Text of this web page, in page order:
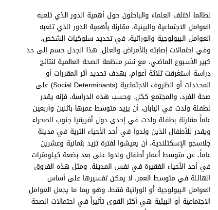
عدد اليوم
مواقيت الصلاة
الأحوال الجوية
لطالما اختلف العلماء والباحثون حول أهمية الدور الذي تلعبه
العوامل الاجتماعية والبيئية، مقارنة بأهمية الدور الذي تلعبه
العوامل البيولوجية والوراثية، في تحديد سلوكيات الشخص،
وفي احتمالات إصابته بالأمراض والعلل. هذا الجدل حسم إلى حد
كبير الأسبوع الماضي، مع نشر منظمة الصحة العالمية لنتائج
دراسة استغرقت ثلاثة أعوام، بهدف تحديد أثر المقررات أو
المحددات أو الظروف الاجتماعية (Social Determinants) على
صحة الفرد، والمجتمع ككل. وحسب هذه الدراسة، فإنه يقدر
لطفلة ولدت في اليابان، أن يزيد متوسط عمرها باثنين وأربعين
عاماً مقارنة بطفلة ولدت في إحدى دول أفريقيا جنوب الصحراء.
ويقدر للأطفال الذين ولدوا في أحد الأحياء الثرية في مدينة
جلاسجو الإسكتلندية، أن يعيشوا لفترة تزيد بثمانية وعشرين
عاماً، عن متوسط أعمار أطفال ولدوا على بعد بضعة كيلومترات
في أحد الأحياء الفقيرة في نفس المدينة. ومثل هذه الفروق
الهائلة في متوسط العمر، لا يمكن تفسيرها على أساس
العوامل البيولوجية أو الوراثية فقط، وهو ربما ما يجعل العوامل
الاجتماعية أو البيئية هي أكثر القوى تأثيراً في احتمالات الصحة